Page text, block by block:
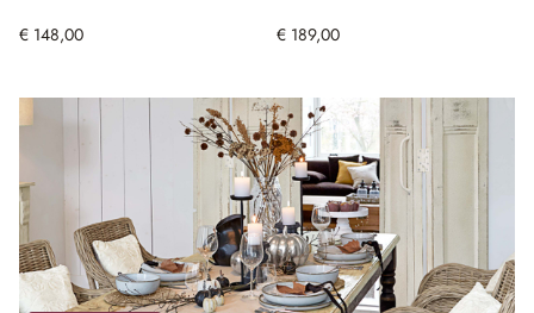
€ 148,00 € 189,00